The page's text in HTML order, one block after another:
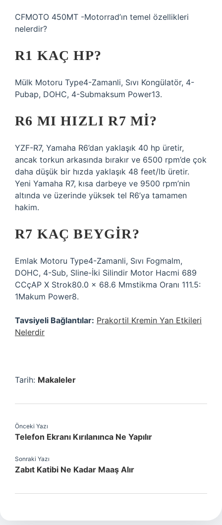
CFMOTO 450MT -Motorrad’ın temel özellikleri
nelerdir?
R1 KAÇ HP?
Mülk Motoru Type4-Zamanli, Sıvı Kongülatör, 4-
Pubap, DOHC, 4-Submaksum Power13.
R6 MI HIZLI R7 MI?
YZF-R7, Yamaha R6’dan yaklaşık 40 hp üretir,
ancak torkun arkasında bırakır ve 6500 rpm’de çok
daha düşük bir hızda yaklaşık 48 feet/lb üretir.
Yeni Yamaha R7, kısa darbeye ve 9500 rpm’nin
altında ve üzerinde yüksek tel R6’ya tamamen
hakim.
R7 KAÇ BEYGIR?
Emlak Motoru Type4-Zamanli, Sıvı Fogmalm,
DOHC, 4-Sub, Sline-İki Silindir Motor Hacmi 689
CCçAP X Strok80.0 x 68.6 Mmstikma Oranı 111.5:
1Makum Power8.
Tavsiyeli Bağlantılar: Prakortil Kremin Yan Etkileri
Nelerdir
Tarih: Makaleler
Önceki Yazı
Telefon Ekranı Kırılanınca Ne Yapılır
Sonraki Yazı
Zabıt Katibi Ne Kadar Maaş Alır